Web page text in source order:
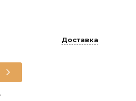
Доставка